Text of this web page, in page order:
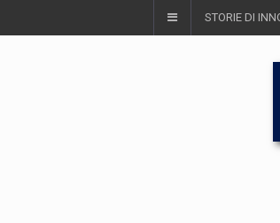
STORIE DI